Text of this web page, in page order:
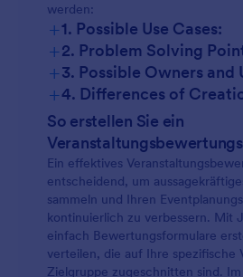
werden:
+1. Possible Use Cases:
+2. Problem Solving
+3. Possible Owners and
+4. Differences of
So erstellen Sie ein
Ein effektives
entscheidend, um
sammeln und Ihren
kontinuierlich zu verbessern. Mit
einfach Bewertungsformulare
verteilen, die auf Ihre spezifische
Zielgruppe zugeschnitten sind.